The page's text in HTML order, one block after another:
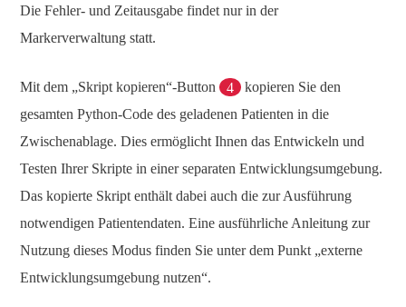
Die Fehler- und Zeitausgabe findet nur in der
Markerverwaltung statt.
Mit dem „Skript kopieren“-Button 4
kopieren Sie den
gesamten Python-Code des geladenen Patienten in die
Zwischenablage. Dies ermöglicht Ihnen das Entwickeln und
Testen Ihrer Skripte in einer separaten Entwicklungsumgebung.
Das kopierte Skript enthält dabei auch die zur Ausführung
notwendigen Patientendaten. Eine ausführliche Anleitung zur
Nutzung dieses Modus finden Sie unter dem Punkt „externe
Entwicklungsumgebung nutzen“.